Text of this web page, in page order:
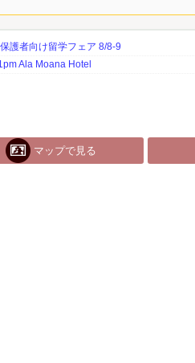
護者向け留学フェア 8/8-9
Ala Moana Hotel
マップで見る